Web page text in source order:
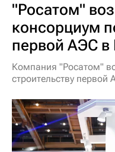
"Росатом"
консорциум
первой АЭС в
Компания "Росатом"
строительству первой